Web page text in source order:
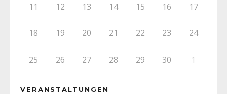
11 12 13 14 15 16 17
18 19 20 21 22 23 24
25 26 27 28 29 30 1
VERANSTALTUNGEN